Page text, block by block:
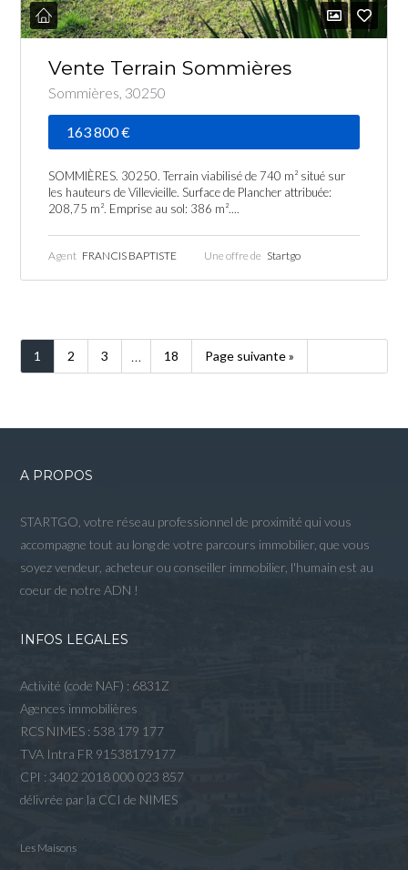
Vente Terrain Sommières
Sommières, 30250
163 800 €
SOMMIÈRES. 30250. Terrain viabilisé de 740 m² situé sur
les hauteurs de Villevieille. Surface de Plancher attribuée:
208,75 m². Emprise au sol: 386 m²....
Agent FRANCIS BAPTISTE Une offre de Startgo
1 2 3 … 18 Page suivante »
A PROPOS
STARTGO, votre réseau professionnel de proximité qui vous
accompagne tout au long de votre parcours immobilier, que vous
soyez vendeur, acheteur ou conseiller immobilier, l'humain est au
coeur de notre ADN !
INFOS LEGALES
Activité (code NAF) : 6831Z
Agences immobilières
RCS NIMES : 538 179 177
TVA Intra FR 91538179177
CPI : 3402 2018 000 023 857
délivrée par la CCI de NIMES
Les Maisons